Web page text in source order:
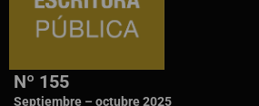
Nº 155
Septiembre – octubre 2025